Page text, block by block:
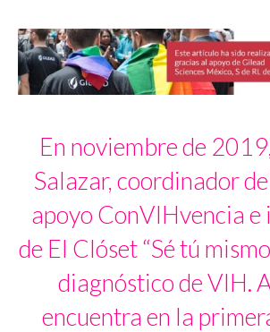
En noviembre de
Salazar, coordinador
apoyo ConVIHvencia e
de El Clóset “Sé tú
diagnóstico de VIH.
encuentra en la